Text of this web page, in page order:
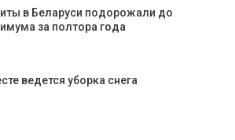
в Беларуси подорожали до
за полтора года
ведется уборка снега